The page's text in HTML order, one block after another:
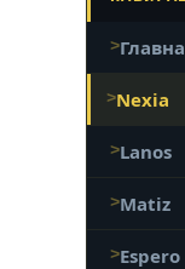
Nexia
Lanos
Matiz
Espero